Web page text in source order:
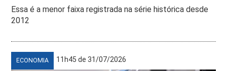
Essa é a menor faixa registrada na série histórica desde
2012
ECONOMIA 11h45 de 31/07/2026